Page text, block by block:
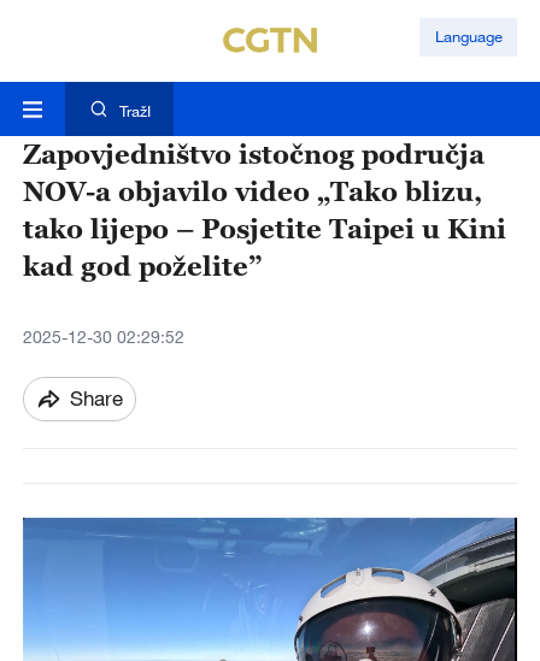
Language
TražI
Zapovjedništvo istočnog područja
NOV-a objavilo video „Tako blizu,
tako lijepo – Posjetite Taipei u Kini
kad god poželite”
2025-12-30 02:29:52
Share